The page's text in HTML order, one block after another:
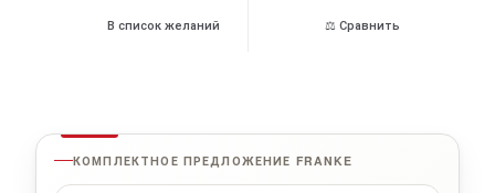
В список желаний ⚖ Сравнить
КОМПЛЕКТНОЕ ПРЕДЛОЖЕНИЕ FRANKE